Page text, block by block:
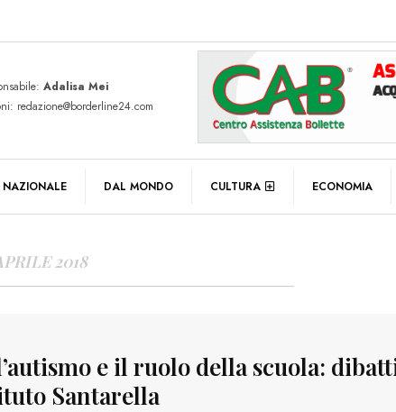
Adalisa Mei
redazione@borderline24.com
NAZIONALE DAL MONDO CULTURA ECONOMIA
ARCHIVES
2018
e il ruolo della scuola:
Santarella